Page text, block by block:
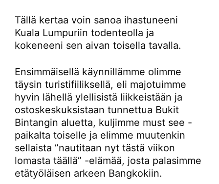
Tällä kertaa voin sanoa ihastuneeni
Kuala Lumpuriin todenteolla ja
kokeneeni sen aivan toisella tavalla.
Ensimmäisellä käynnillämme olimme
täysin turistifiiliksellä, eli majotuimme
hyvin lähellä ylellisistä liikkeistään ja
ostoskeskuksistaan tunnettua Bukit
Bintangin aluetta, kuljimme must see -
paikalta toiselle ja elimme muutenkin
sellaista ”nautitaan nyt tästä viikon
lomasta täällä” -elämää, josta palasimme
etätyöläisen arkeen Bangkokiin.